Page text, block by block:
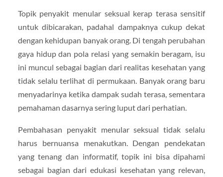
Topik penyakit menular seksual kerap terasa sensitif
untuk dibicarakan, padahal dampaknya cukup dekat
dengan kehidupan banyak orang. Di tengah perubahan
gaya hidup dan pola relasi yang semakin beragam, isu
ini muncul sebagai bagian dari realitas kesehatan yang
tidak selalu terlihat di permukaan. Banyak orang baru
menyadarinya ketika dampak sudah terasa, sementara
pemahaman dasarnya sering luput dari perhatian.
Pembahasan penyakit menular seksual tidak selalu
harus bernuansa menakutkan. Dengan pendekatan
yang tenang dan informatif, topik ini bisa dipahami
sebagai bagian dari edukasi kesehatan yang relevan,